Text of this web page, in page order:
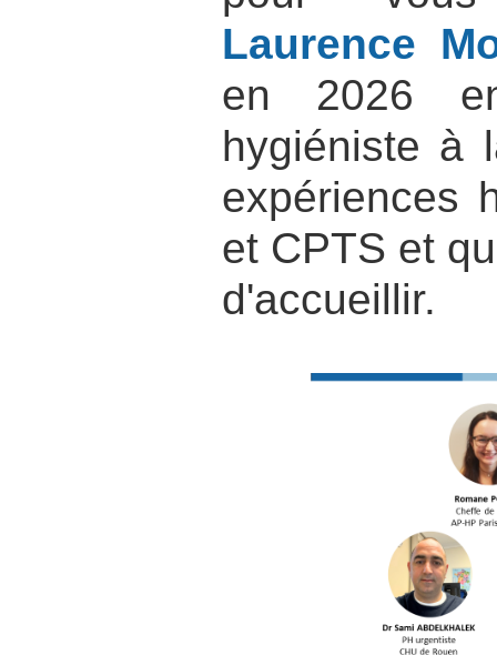
Laurence
en 2026
hygiéniste à
expériences
et CPTS et
d'accueillir.